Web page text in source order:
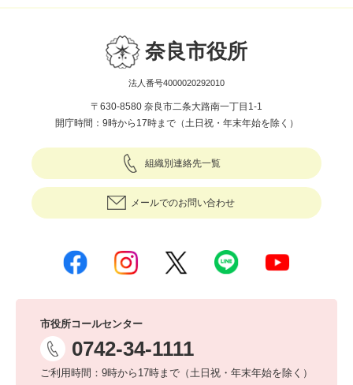
奈良市役所
法人番号4000020292010
〒630-8580 奈良市二条大路南一丁目1-1
開庁時間：9時から17時まで（土日祝・年末年始を除く）
組織別連絡先一覧
メールでのお問い合わせ
市役所コールセンター
0742-34-1111
ご利用時間：9時から17時まで（土日祝・年末年始を除く）